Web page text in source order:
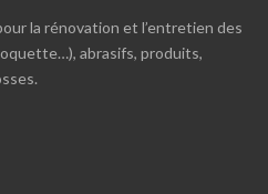
la rénovation et l’entretien des
abrasifs, produits,